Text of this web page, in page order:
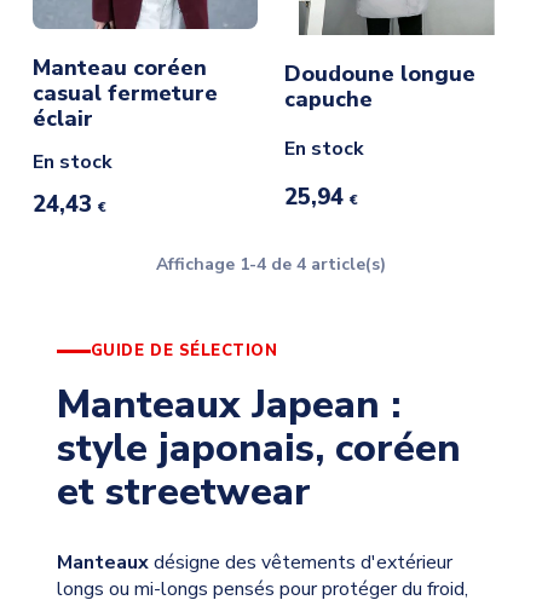
Manteau coréen
casual fermeture
éclair
En stock
24,43 €
Doudoune longue
capuche
En stock
25,94 €
Affichage 1-4 de 4 article(s)
GUIDE DE SÉLECTION
Manteaux Japean :
style japonais, coréen
et streetwear
Manteauxdésigne des vêtements d'extérieur
longs ou mi-longs pensés pour protéger du froid,